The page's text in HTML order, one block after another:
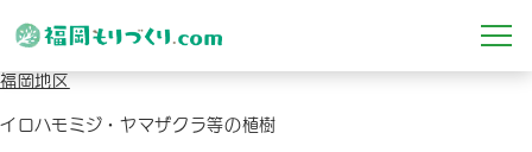
2024.01.30
福岡地区
イロハモミジ・ヤマザクラ等の植樹